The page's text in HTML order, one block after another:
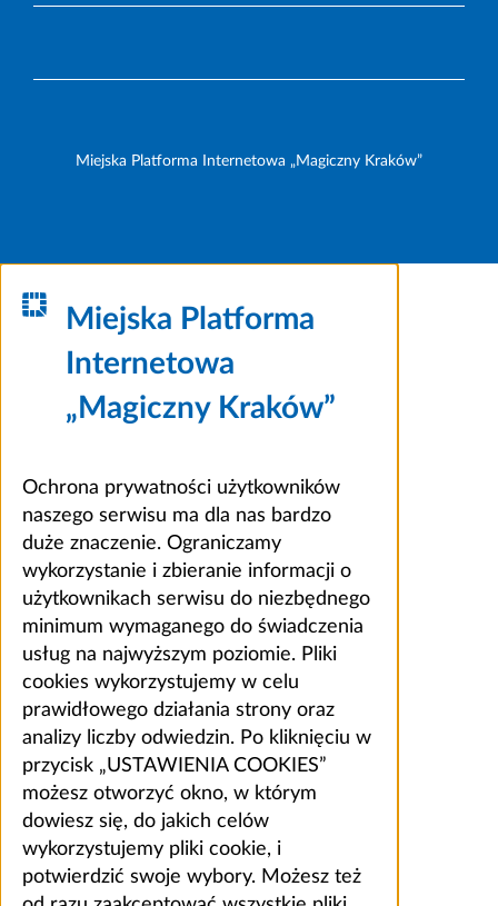
Miejska Platforma Internetowa „Magiczny Kraków”
Miejska Platforma
Internetowa
„Magiczny Kraków”
Ochrona prywatności użytkowników
naszego serwisu ma dla nas bardzo
duże znaczenie. Ograniczamy
wykorzystanie i zbieranie informacji o
użytkownikach serwisu do niezbędnego
minimum wymaganego do świadczenia
usług na najwyższym poziomie. Pliki
cookies wykorzystujemy w celu
prawidłowego działania strony oraz
analizy liczby odwiedzin. Po kliknięciu w
przycisk „USTAWIENIA COOKIES”
możesz otworzyć okno, w którym
dowiesz się, do jakich celów
wykorzystujemy pliki cookie, i
potwierdzić swoje wybory. Możesz też